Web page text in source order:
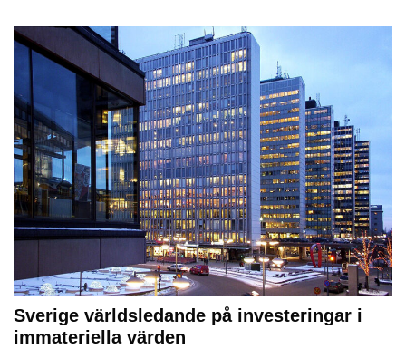
Sverige världsledande på investeringar i
immateriella värden